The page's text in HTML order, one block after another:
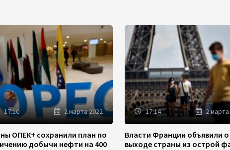
17:10 2 марта 2022
ОПЕК+ сохранили план по
добычи нефти на 400
17:14 2 марта
Власти Франции объявили о
выходе страны из острой